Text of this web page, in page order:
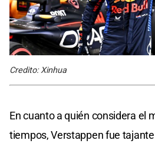
Credito: Xinhua
En cuanto a quién considera el
tiempos, Verstappen fue